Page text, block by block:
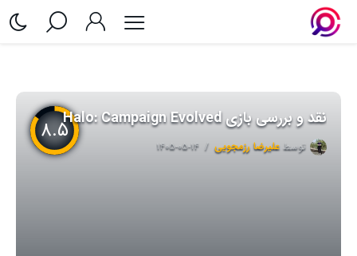
۸.۵ نقد و بررسی بازی Halo: Campaign Evolved
توسط علیرضا رزمجویی ۱۴۰۵-۰۵-۱۴